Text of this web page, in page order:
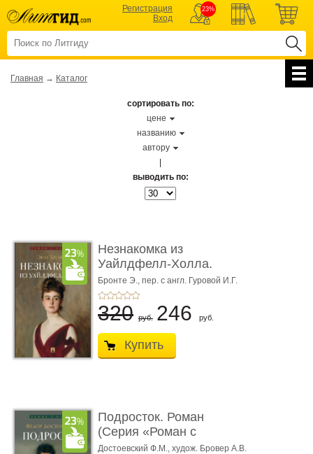
Регистрация
Вход
23%
Главная → Каталог
сортировать по:
цене
названию
автору
выводить по:
Незнакомка из
Уайлдфелл-Холла.
Роман (Серия «Р� ...
Бронте Э., пер. с англ. Гуровой И.Г.
320 руб. 246 руб.
Купить
Подросток. Роман
(Серия «Роман с
книгой»)
Достоевский Ф.М., худож. Бровер А.В.